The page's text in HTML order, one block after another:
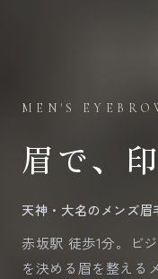
MEN'S
眉で、
天神・大名のメンズ
赤坂駅 徒歩1分。ビ
を決める眉を整える